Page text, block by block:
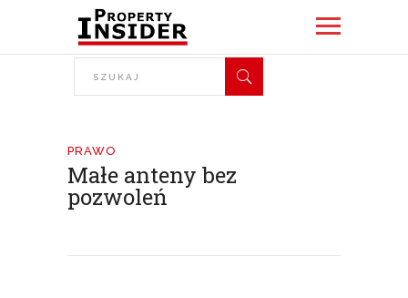
PRAWO
Małe anteny bez
pozwoleń